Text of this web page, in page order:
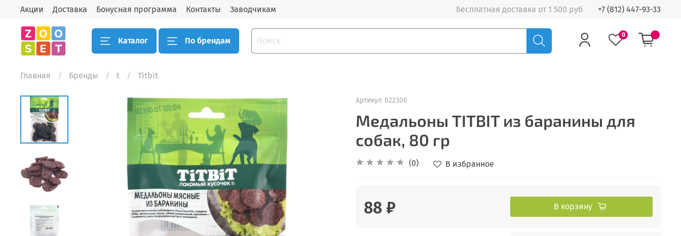
Акции Доставка Бонусная программа Контакты Заводчикам Бесплатная доставка от 1 500 руб +7 (812) 447-93-33
Каталог По брендам
0
Главная Бренды t Titbit
Артикул 022306
Медальоны TITBIT из баранины для
собак, 80 гр
(0) В избранное
88 ₽ В корзину